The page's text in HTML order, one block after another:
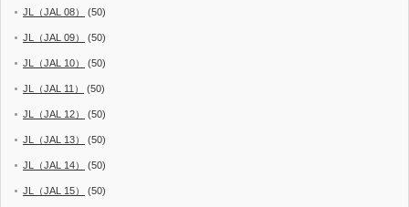
JL（JAL 08） (50)
JL（JAL 09） (50)
JL（JAL 10） (50)
JL（JAL 11） (50)
JL（JAL 12） (50)
JL（JAL 13） (50)
JL（JAL 14） (50)
JL（JAL 15） (50)